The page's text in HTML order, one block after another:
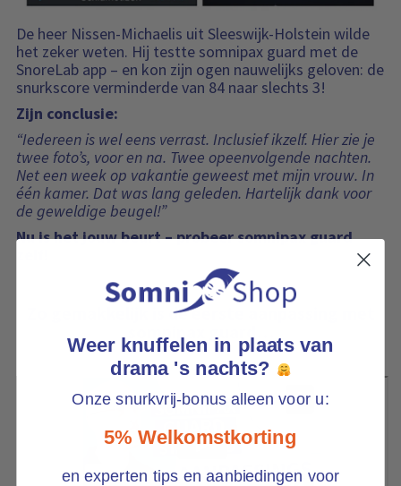
De heer Nissen-Michaelis uit Sleeswijk-Holstein wilde
het zeker weten. Hij testte somnipax guard met de
SnoreLab app – en kon zijn ogen nauwelijks geloven: de
snurkscore verminderde van 84 naar slechts 3!
Zijn conclusie:
“Iedereen is wel eens verrast. Inclusief ikzelf. Hier zie je
twee foto’s, voor en na. Twee opeenvolgende nachten.
Net een week op vakantie geweest met mijn vrouw. In
één kamer. Dat was lang geleden. Hartelijk dank voor
de geweldige beugel!”
Nu is het jouw beurt – probeer somnipax guard
Zo gemakkelijk is de eerste aanpassing met
somnipax guard…
Weer knuffelen in plaats van
drama 's nachts?
Onze snurkvrij-bonus alleen voor u:
5% Welkomstkorting
en experten tips en aanbiedingen voor